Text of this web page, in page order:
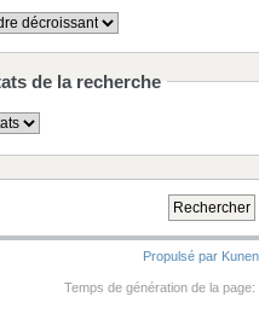
de la recherche
Propulsé par
Temps de génération de la